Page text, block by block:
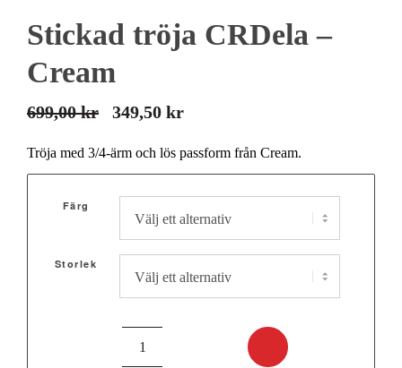
Stickad tröja CRDela –
Cream
699,00kr
Det
ursprungliga
priset
699,00 kr.
349,50 kr
Det
nuvarande
priset
349,50 kr.
Tröja med 3/4-ärm och lös passform från Cream.
Färg
Storlek